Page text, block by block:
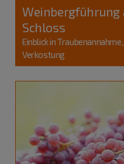
Weinbergführung
Schloss
Einblick in
Verkostung